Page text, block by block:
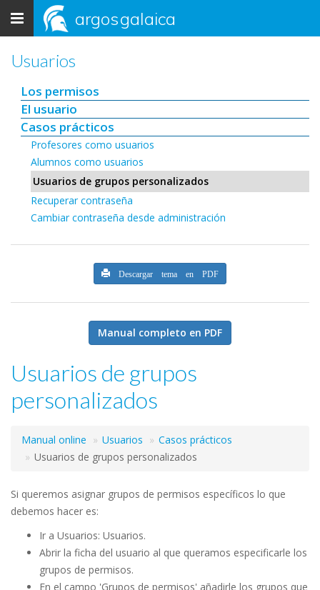
Toggle
navigation
argosgalaica
Usuarios
Los permisos
El usuario
Casos prácticos
Profesores como usuarios
Alumnos como usuarios
Usuarios de grupos personalizados
Recuperar contraseña
Cambiar contraseña desde administración
Descargar tema en PDF
Manual completo en PDF
Usuarios de grupos
personalizados
Manual online Usuarios
Casos prácticos
Usuarios de grupos personalizados
Si queremos asignar grupos de permisos específicos lo que
debemos hacer es:
Ir a Usuarios: Usuarios.
Abrir la ficha del usuario al que queramos especificarle los
grupos de permisos.
En el campo 'Grupos de permisos' añadirle los grupos que